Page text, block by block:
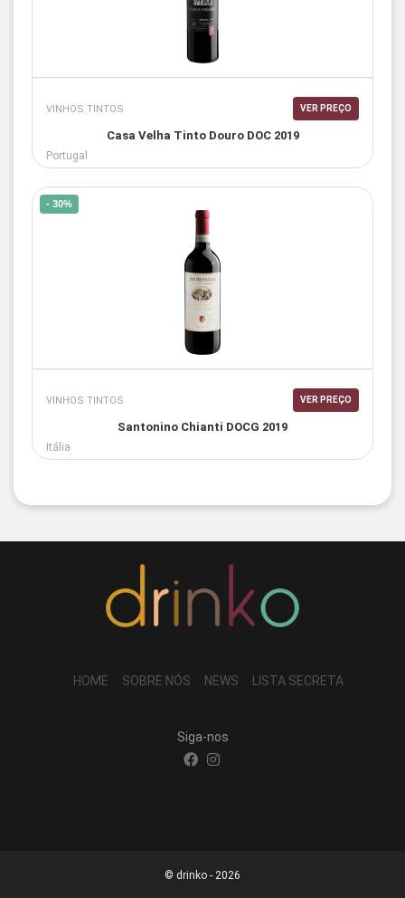
VINHOS TINTOS VER PREÇO
Casa Velha Tinto Douro DOC 2019
Portugal
- 30%
VINHOS TINTOS VER PREÇO
Santonino Chianti DOCG 2019
Itália
HOME SOBRE NÓS NEWS LISTA SECRETA
Siga-nos
© drinko - 2026